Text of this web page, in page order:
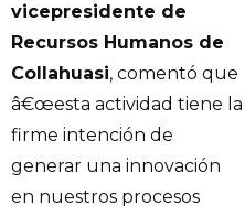
vicepresidente de
Recursos Humanos de
Collahuasi, comentó que
â€œesta actividad tiene la
firme intención de
generar una innovación
en nuestros procesos